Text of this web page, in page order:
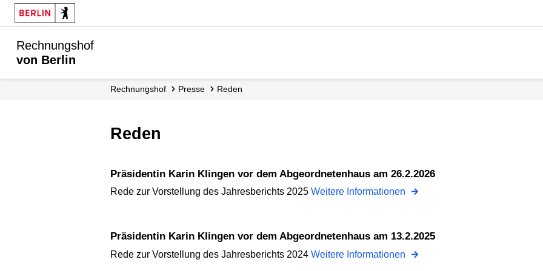
Rechnungshof
von Berlin
Rechnungshof Presse Reden
Reden
Präsidentin Karin Klingen vor dem Abgeordnetenhaus am 26.2.2026
Rede zur Vorstellung des Jahresberichts 2025 Weitere Informationen
Präsidentin Karin Klingen vor dem Abgeordnetenhaus am 13.2.2025
Rede zur Vorstellung des Jahresberichts 2024 Weitere Informationen